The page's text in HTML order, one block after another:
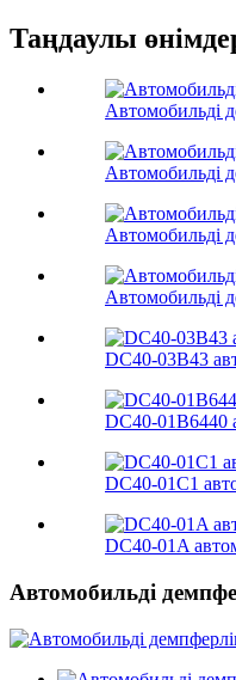
Таңдаулы
Автомобильді
Автомобильді
Автомобильді
Автомобильді
DC40-03B43
DC40-01B6440
DC40-01C1
DC40-01A
Автомобильді